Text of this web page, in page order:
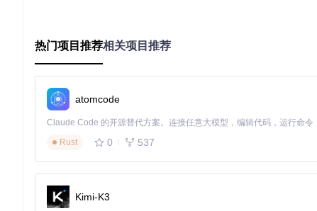
如何批量备份UP主系列作品？
对于喜欢的UP主，手动一个个下载视频既耗时又麻烦。
略和画质优先级，点击"执行"即可自动开始批量备份。这一功能
图：批量下载参数配置界面
如何一键备份整个收藏夹内容？
热门项目推荐相关项目推荐
atomcode
Rust
0 537
Kimi-K3